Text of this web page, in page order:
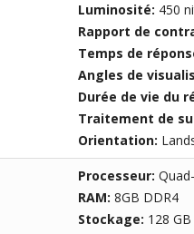
Luminosité: 450
Rapport de
Temps de
Angles de
Durée de vie du
Traitement de
Orientation:
Processeur:
RAM: 8GB DDR4
Stockage: 128 GB